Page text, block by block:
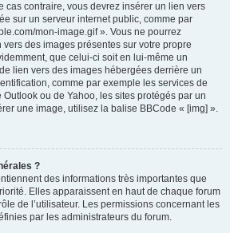
cas contraire, vous devrez insérer un lien vers
sur un serveur internet public, comme par
mon-image.gif ». Vous ne pourrez
des images présentes sur votre propre
que celui-ci soit en lui-même un
lien vers des images hébergées derrière un
comme par exemple les services de
ou de Yahoo, les sites protégés par un
une image, utilisez la balise BBCode « [img] ».
?
des informations très importantes que
Elles apparaissent en haut de chaque forum
de l’utilisateur. Les permissions concernant les
par les administrateurs du forum.